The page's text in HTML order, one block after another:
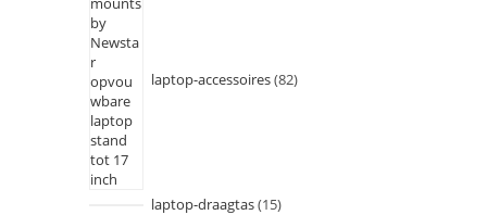
laptop-accessoires 82
laptop-draagtas 15